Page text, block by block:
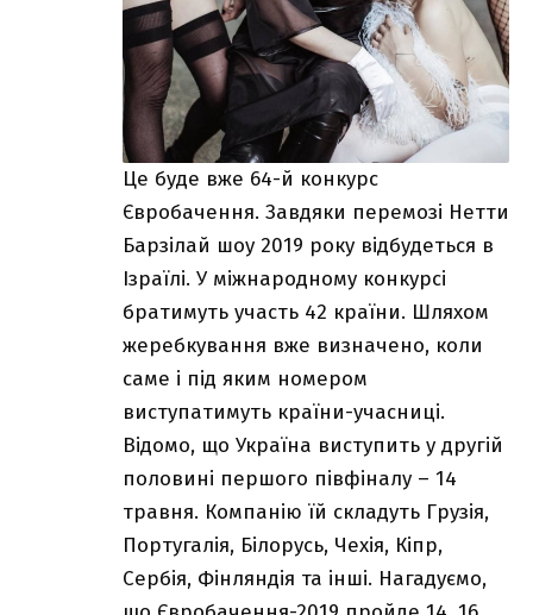
Це буде вже 64-й конкурс
Євробачення. Завдяки перемозі Нетти
Барзілай шоу 2019 року відбудеться в
Ізраїлі. У міжнародному конкурсі
братимуть участь 42 країни. Шляхом
жеребкування вже визначено, коли
саме і під яким номером
виступатимуть країни-учасниці.
Відомо, що Україна виступить у другій
половині першого півфіналу – 14
травня. Компанію їй складуть Грузія,
Португалія, Білорусь, Чехія, Кіпр,
Сербія, Фінляндія та інші. Нагадуємо,